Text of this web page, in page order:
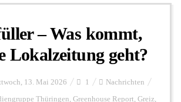
Personalien
Hintergrund
– Was kommt,
Lokalzeitung geht?
13. Mai 2026 1 Nachrichten
Thüringen, Greenhouse Report, Greiz,